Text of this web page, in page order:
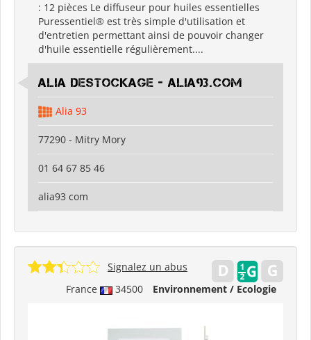
: 12 pièces Le diffuseur pour huiles essentielles
Puressentiel® est très simple d'utilisation et
d'entretien permettant ainsi de pouvoir changer
d'huile essentielle régulièrement....
Alia Destockage - Alia93.com
Alia 93
77290 - Mitry Mory
01 64 67 85 46
alia93 com
France 34500 Environnement / Ecologie
Signalez un abus